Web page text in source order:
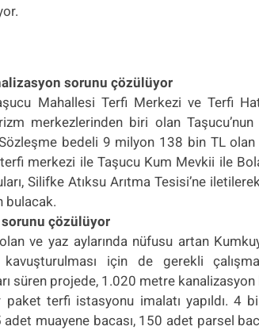
sorunu çözülüyor
Mahallesi Terfi Merkezi ve Terfi
merkezlerinden biri olan
bedeli 9 milyon 138 bin TL olan
merkezi ile Taşucu Kum Mevkii ile
Silifke Atıksu Arıtma Tesisi’ne
bulacak.
sorunu çözülüyor
ve yaz aylarında nüfusu artan
için de gerekli
süren projede, 1.020 metre kanalizasyon
paket terfi istasyonu imalatı yapıldı. 4
muayene bacası, 150 adet parsel